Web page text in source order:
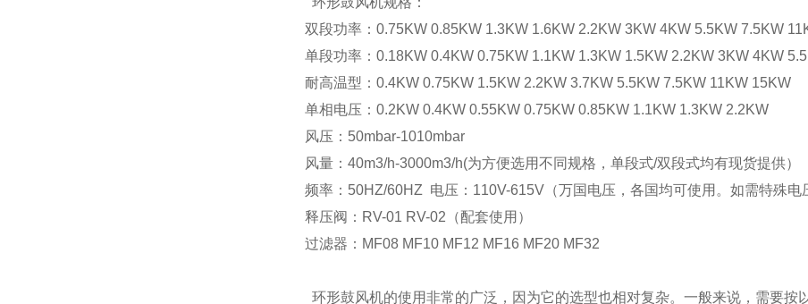
双段功率：0.75KW 0.85KW 1.3KW 1.6KW 2.2KW 3KW 4KW 5.5KW 7.5KW
单段功率：0.18KW 0.4KW 0.75KW 1.1KW 1.3KW 1.5KW 2.2KW 3KW 4KW
耐高温型：0.4KW 0.75KW 1.5KW 2.2KW 3.7KW 5.5KW 7.5KW 11KW 15KW
单相电压：0.2KW 0.4KW 0.55KW 0.75KW 0.85KW 1.1KW 1.3KW 2.2KW
风压：50mbar-1010mbar
风量：40m3/h-3000m3/h(为方便选用不同规格，单段式/双段式均有现货提供）
频率：50HZ/60HZ 电压：110V-615V（万国电压，各国均可使用。如需特殊电
释压阀：RV-01 RV-02（配套使用）
过滤器：MF08 MF10 MF12 MF16 MF20 MF32
环形鼓风机的使用非常的广泛，因为它的选型也相对复杂。一般来说，需